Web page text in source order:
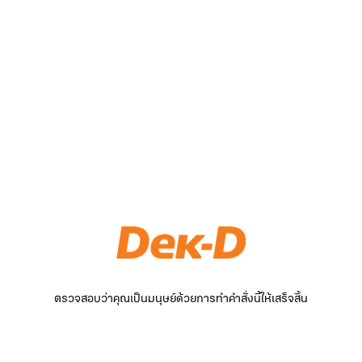
ตรวจสอบว่าคุณเป็นมนุษย์ด้วยการทำคำสั่งนี้ให้เสร็จสิ้น